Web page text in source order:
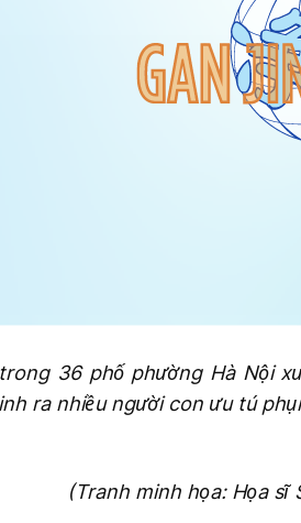
36 phố phường Hà Nội
ra nhiều người con ưu tú
(Tranh minh họa: Họa sĩ